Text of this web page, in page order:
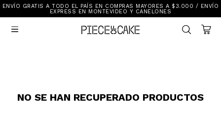
ENVÍO GRATIS A TODO EL PAÍS EN COMPRAS MAYORES A $3.000 / ENVÍO
EXPRESS EN MONTEVIDEO Y CANELONES

NO SE HAN RECUPERADO PRODUCTOS
Sale
New In
Ver Todo
Vestimenta